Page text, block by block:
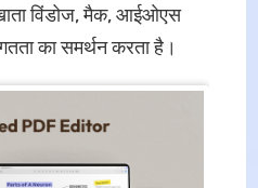
विंडोज, मैक, आईओएस
का समर्थन करता है।